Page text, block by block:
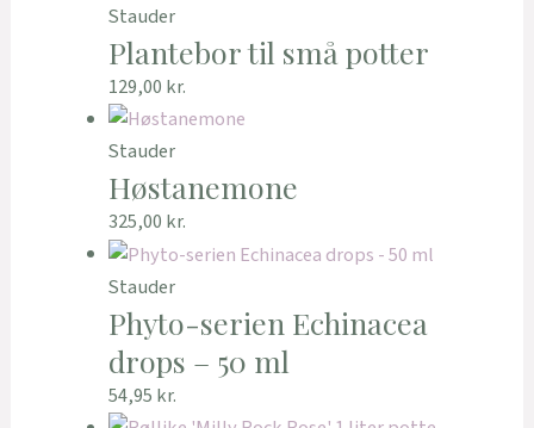
Stauder
Plantebor til små potter
129,00 kr.
Stauder
Høstanemone
325,00 kr.
Stauder
Phyto-serien Echinacea
drops – 50 ml
54,95 kr.